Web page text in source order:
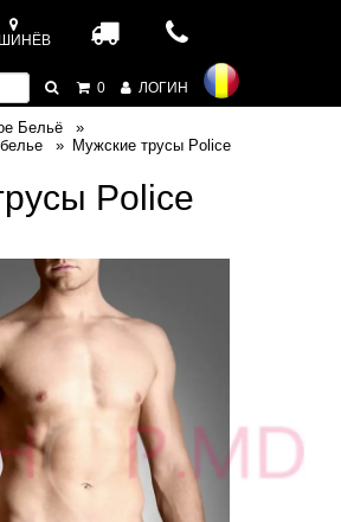
0 ЛОГИН
Бельё
Мужские трусы Police
Police